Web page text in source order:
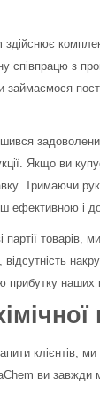
співпрацю з
Якщо ви
Тримаючи
ефективною і
партії
наших
клієнтів,
ви завжди